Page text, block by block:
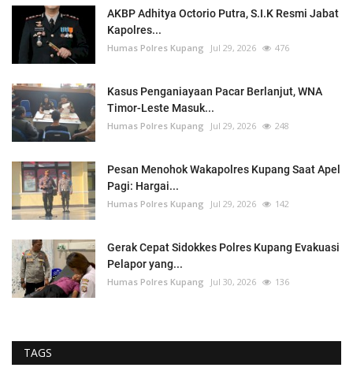
AKBP Adhitya Octorio Putra, S.I.K Resmi Jabat
Kapolres...
Humas Polres Kupang Jul 29, 2026 476
Kasus Penganiayaan Pacar Berlanjut, WNA
Timor-Leste Masuk...
Humas Polres Kupang Jul 29, 2026 248
Pesan Menohok Wakapolres Kupang Saat Apel
Pagi: Hargai...
Humas Polres Kupang Jul 29, 2026 142
Gerak Cepat Sidokkes Polres Kupang Evakuasi
Pelapor yang...
Humas Polres Kupang Jul 30, 2026 136
TAGS